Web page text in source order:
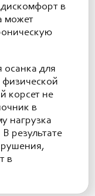
в
может
осанка для
корсет не
в
нагрузка
результате
в